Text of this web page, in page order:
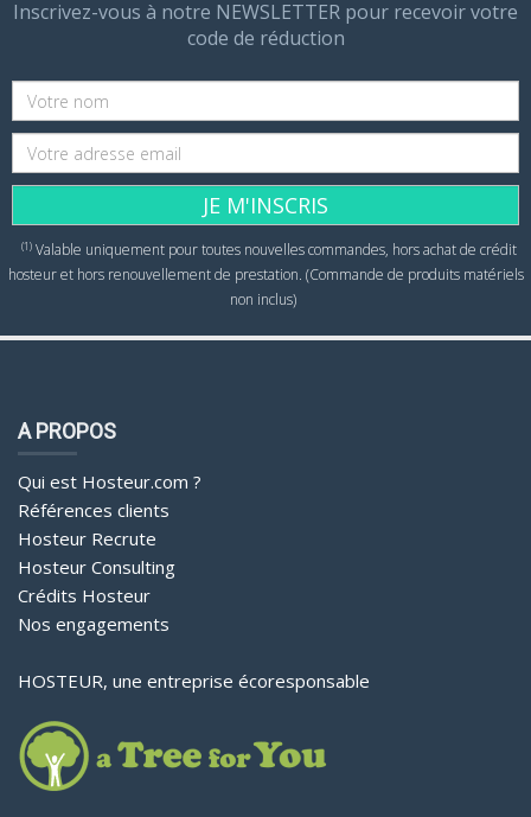
Inscrivez-vous à notre NEWSLETTER pour recevoir votre
code de réduction
JE M'INSCRIS
(1)Valable uniquement pour toutes nouvelles commandes, hors achat de crédit
hosteur et hors renouvellement de prestation. (Commande de produits matériels
non inclus)
A PROPOS
Qui est Hosteur.com ?
Références clients
Hosteur Recrute
Hosteur Consulting
Crédits Hosteur
Nos engagements
HOSTEUR, une entreprise écoresponsable